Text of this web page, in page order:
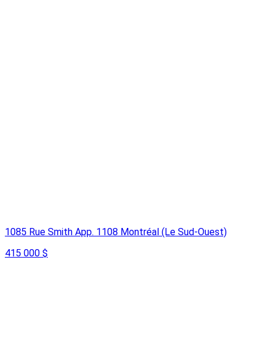
1085 Rue Smith App. 1108 Montréal (Le Sud-Ouest)
415 000 $